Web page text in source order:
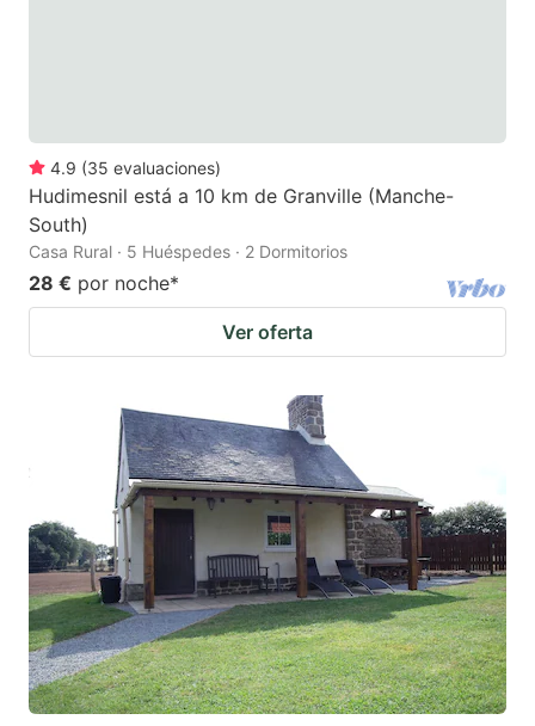
4.9 (35 evaluaciones)
Hudimesnil está a 10 km de Granville (Manche-
South)
Casa Rural · 5 Huéspedes · 2 Dormitorios
28 € por noche*
Ver oferta